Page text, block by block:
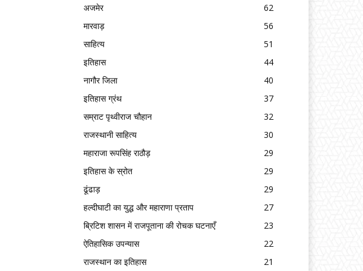
अजमेर
62
मारवाड़
56
साहित्य
51
इतिहास
44
नागौर जिला
40
इतिहास ग्रंथ
37
सम्राट पृथ्वीराज चौहान
32
राजस्थानी साहित्य
30
महाराजा रूपसिंह राठौड़
29
इतिहास के स्रोत
29
ढूंढाड़
29
हल्दीघाटी का युद्ध और महाराणा प्रताप
27
ब्रिटिश शासन में राजपूताना की रोचक घटनाएँ
23
ऐतिहासिक उपन्यास
22
राजस्थान का इतिहास
21